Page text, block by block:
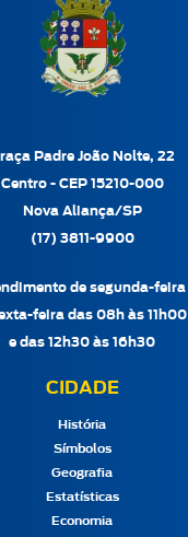
Padre João Nolte, 22
Centro - CEP 15210-000
Nova Aliança/SP
(17) 3811-9900
de segunda-feira
feira das 08h às 11h00
e das 12h30 às 16h30
CIDADE
História
Símbolos
Geografia
Estatísticas
Economia